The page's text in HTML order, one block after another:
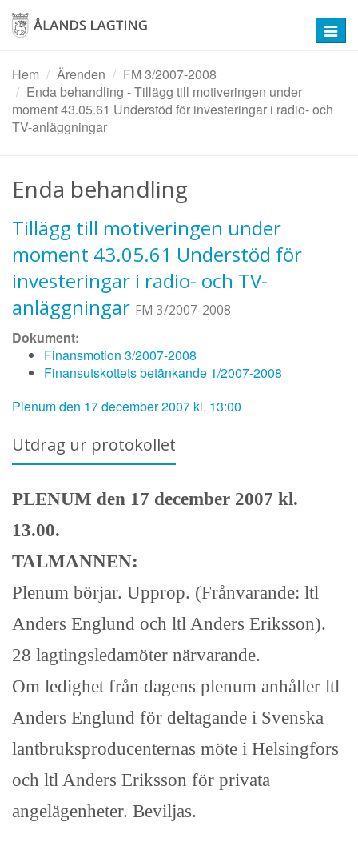
Hoppa
huvudinnehåll
Hem
Ärenden
FM 3/2007-2008
Enda behandling - Tillägg till motiveringen under
moment 43.05.61 Understöd för investeringar i radio- och
TV-anläggningar
Enda behandling
Tillägg till motiveringen under
moment 43.05.61 Understöd för
investeringar i radio- och TV-
anläggningar FM 3/2007-2008
Dokument:
Finansmotion 3/2007-2008
Finansutskottets betänkande 1/2007-2008
Plenum den 17 december 2007 kl. 13:00
Utdrag ur protokollet
PLENUM den 17 december 2007 kl.
13.00.
TALMANNEN:
Plenum börjar. Upprop. (Frånvarande: ltl
Anders Englund och ltl Anders Eriksson).
28 lagtingsledamöter närvarande.
Om ledighet från dagens plenum anhåller ltl
Anders Englund för deltagande i Svenska
lantbruksproducenternas möte i Helsingfors
och ltl Anders Eriksson för privata
angelägenheter. Beviljas.